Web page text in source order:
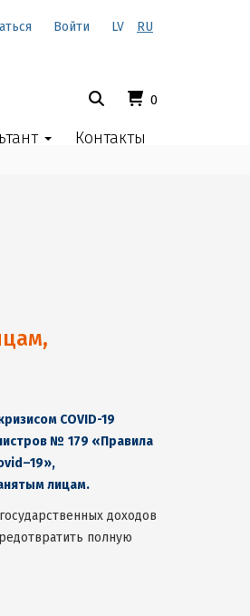
Войти LV RU
0
Контакты
COVID-19
№ 179 «Правила
,
лицам.
доходов
полную